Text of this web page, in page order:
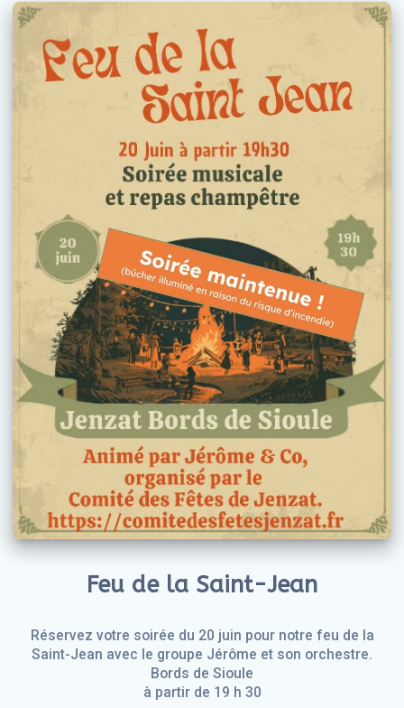
Feu de la Saint-Jean
Réservez votre soirée du 20 juin pour notre feu de la
Saint-Jean avec le groupe Jérôme et son orchestre.
Bords de Sioule
à partir de 19 h 30